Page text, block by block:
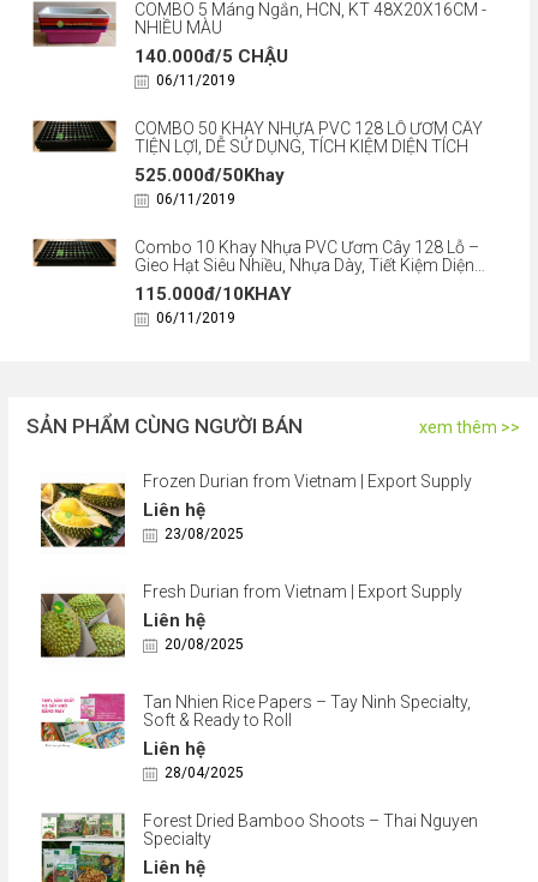
COMBO 5 Máng Ngắn, HCN, KT 48X20X16CM -
NHIỀU MÀU
140.000đ/5 CHẬU
06/11/2019
COMBO 50 KHAY NHỰA PVC 128 LỖ ƯƠM CÂY
TIỆN LỢI, DỄ SỬ DỤNG, TÍCH KIỆM DIỆN TÍCH
525.000đ/50Khay
06/11/2019
Combo 10 Khay Nhựa PVC Ươm Cây 128 Lỗ –
Gieo Hạt Siêu Nhiều, Nhựa Dày, Tiết Kiệm Diện
Tích
115.000đ/10KHAY
06/11/2019
SẢN PHẨM CÙNG NGƯỜI BÁN xem thêm >>
Frozen Durian from Vietnam | Export Supply
Liên hệ
23/08/2025
Fresh Durian from Vietnam | Export Supply
Liên hệ
20/08/2025
Tan Nhien Rice Papers – Tay Ninh Specialty,
Soft & Ready to Roll
Liên hệ
28/04/2025
Forest Dried Bamboo Shoots – Thai Nguyen
Specialty
Liên hệ